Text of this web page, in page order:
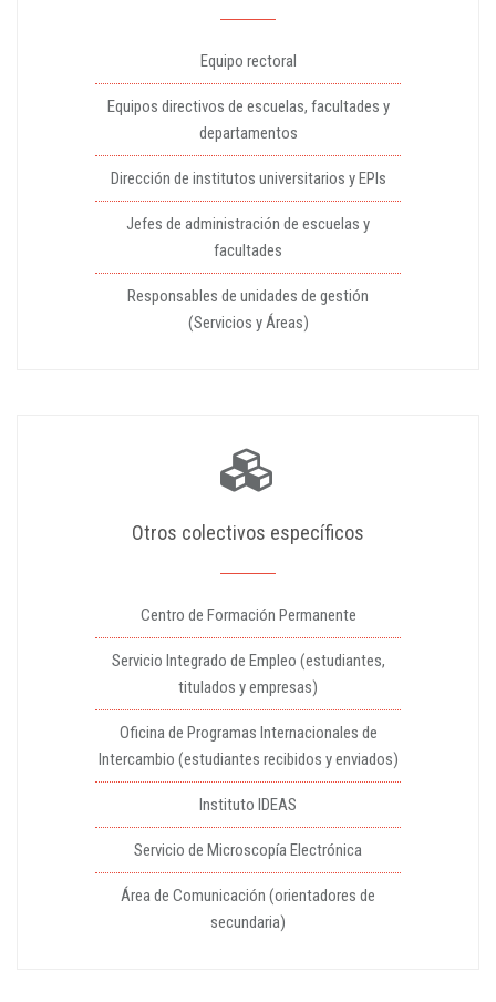
Equipo rectoral
Equipos directivos de escuelas, facultades y
departamentos
Dirección de institutos universitarios y EPIs
Jefes de administración de escuelas y
facultades
Responsables de unidades de gestión
(Servicios y Áreas)
Otros colectivos específicos
Centro de Formación Permanente
Servicio Integrado de Empleo (estudiantes,
titulados y empresas)
Oficina de Programas Internacionales de
Intercambio (estudiantes recibidos y enviados)
Instituto IDEAS
Servicio de Microscopía Electrónica
Área de Comunicación (orientadores de
secundaria)